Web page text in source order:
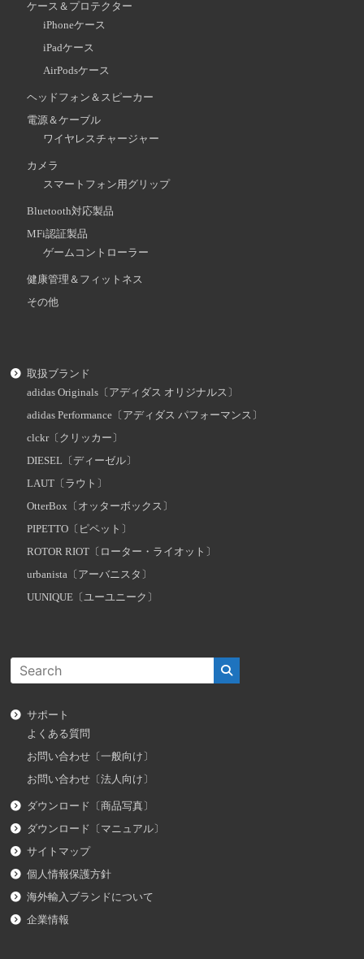
ケース＆プロテクター
iPhoneケース
iPadケース
AirPodsケース
ヘッドフォン＆スピーカー
電源＆ケーブル
ワイヤレスチャージャー
カメラ
スマートフォン用グリップ
Bluetooth対応製品
MFi認証製品
ゲームコントローラー
健康管理＆フィットネス
その他
取扱ブランド
adidas Originals〔アディダス オリジナルス〕
adidas Performance〔アディダス パフォーマンス〕
clckr〔クリッカー〕
DIESEL〔ディーゼル〕
LAUT〔ラウト〕
OtterBox〔オッターボックス〕
PIPETTO〔ピペット〕
ROTOR RIOT〔ローター・ライオット〕
urbanista〔アーバニスタ〕
UUNIQUE〔ユーユニーク〕
サポート
よくある質問
お問い合わせ〔一般向け〕
お問い合わせ〔法人向け〕
ダウンロード〔商品写真〕
ダウンロード〔マニュアル〕
サイトマップ
個人情報保護方針
海外輸入ブランドについて
企業情報